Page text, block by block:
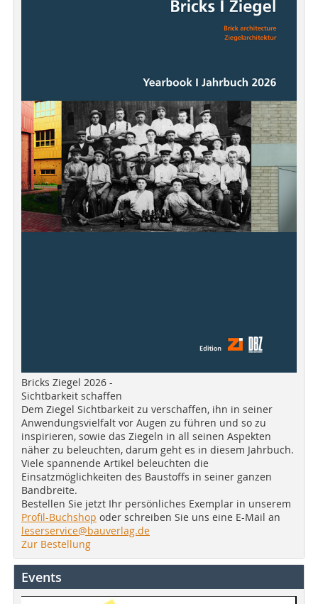
Bricks Ziegel 2026 -
Sichtbarkeit schaffen
Dem Ziegel Sichtbarkeit zu verschaffen, ihn in seiner
Anwendungsvielfalt vor Augen zu führen und so zu
inspirieren, sowie das Ziegeln in all seinen Aspekten
näher zu beleuchten, darum geht es in diesem Jahrbuch.
Viele spannende Artikel beleuchten die
Einsatzmöglichkeiten des Baustoffs in seiner ganzen
Bandbreite.
Bestellen Sie jetzt Ihr persönliches Exemplar in unserem
Profil-Buchshop oder schreiben Sie uns eine E-Mail an
leserservice@bauverlag.de
Zur Bestellung
Events